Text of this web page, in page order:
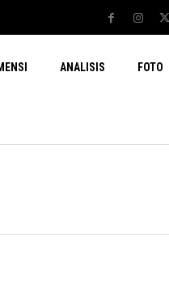
ANALISIS FOTO